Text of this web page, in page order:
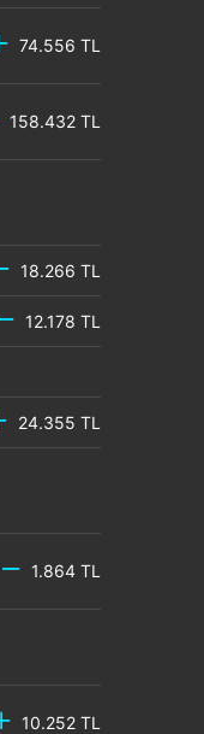
74.556 TL
158.432 TL
18.266 TL
12.178 TL
24.355 TL
1.864 TL
10.252 TL